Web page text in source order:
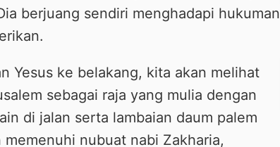
berjuang sendiri menghadapi hukuman
Yesus ke belakang, kita akan melihat
sebagai raja yang mulia dengan
di jalan serta lambaian daum palem
nubuat nabi Zakharia,